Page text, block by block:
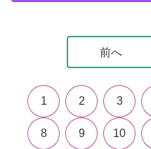
前へ
1 2 3
8 9 10